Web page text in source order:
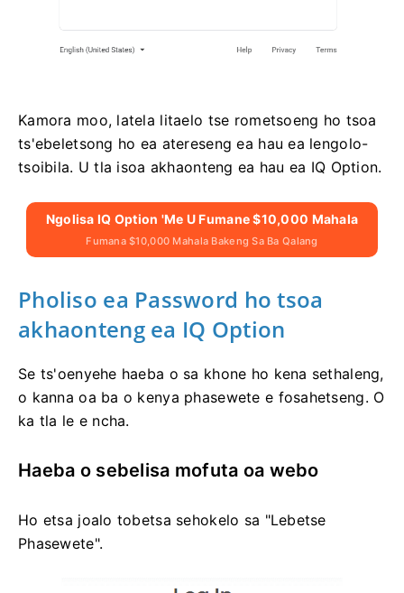
Kamora moo, latela litaelo tse rometsoeng ho tsoa
ts'ebeletsong ho ea atereseng ea hau ea lengolo-
tsoibila. U tla isoa akhaonteng ea hau ea IQ Option.
Ngolisa IQ Option 'me U Fumane $10,000 Mahala
Fumana $10,000 Mahala Bakeng Sa Ba Qalang
Pholiso ea Password ho tsoa
akhaonteng ea IQ Option
Se ts'oenyehe haeba o sa khone ho kena sethaleng,
o kanna oa ba o kenya phasewete e fosahetseng. O
ka tla le e ncha.
Haeba o sebelisa mofuta oa webo
Ho etsa joalo tobetsa sehokelo sa "Lebetse
Phasewete".